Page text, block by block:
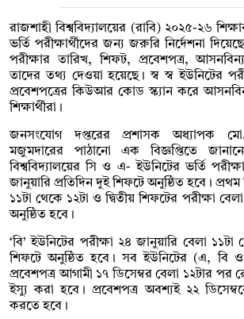
রাজশাহী বিশ্ববিদ্যালয়ের (রাবি) ২০২৫-২৬
ভর্তি পরীক্ষার্থীদের জন্য জরুরি নির্দেশনা
পরীক্ষার তারিখ, শিফট, প্রবেশপত্র,
তাদের তথ্য দেওয়া হয়েছে। স্ব স্ব ইউনিটের
প্রবেশপত্রের কিউআর কোড স্ক্যান করে
শিক্ষার্থীরা।
জনসংযোগ দপ্তরের প্রশাসক অধ্যাপক
মজুমদারের পাঠানো এক বিজ্ঞপ্তিতে
বিশ্ববিদ্যালয়ের সি ও এ- ইউনিটের ভর্তি
জানুয়ারি প্রতিদিন দুই শিফটে অনুষ্ঠিত হবে। প্রথম
১১টা থেকে ১২টা ও দ্বিতীয় শিফটের পরীক্ষা
অনুষ্ঠিত হবে।
‘বি’ ইউনিটের পরীক্ষা ২৪ জানুয়ারি বেলা
শিফটে অনুষ্ঠিত হবে। সব ইউনিটের (এ, বি ও
প্রবেশপত্র আগামী ১৭ ডিসেম্বর বেলা ১২টার পর
ইস্যু করা হবে। প্রবেশপত্র অবশ্যই ২২
করতে হবে।